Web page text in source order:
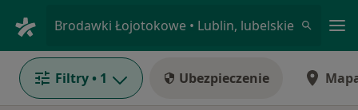
Brodawki Łojotokowe • Lublin, lubelskie
Filtry • 1 Ubezpieczenie